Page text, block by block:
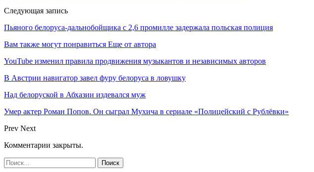
Следующая запись
Пьяного белоруса-дальнобойщика с 2,6 промилле задержала польская полиция
Вам также могут понравиться Еще от автора
YouTube изменил правила продвижения музыкантов и независимых авторов
В Австрии навигатор завел фуру белоруса в ловушку
Над белоруской в Абхазии издевался муж
Умер актер Роман Попов. Он сыграл Мухича в сериале «Полицейский с Рублёвки»
Prev Next
Комментарии закрыты.